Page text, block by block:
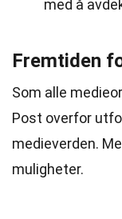
med å
Fremtiden
Som alle
Post overfor
medieverden.
muligheter.